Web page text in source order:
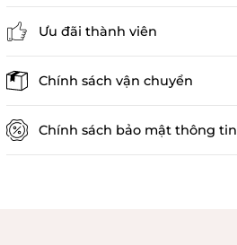
Ưu đãi thành viên
Chính sách vận chuyển
Chính sách bảo mật thông tin